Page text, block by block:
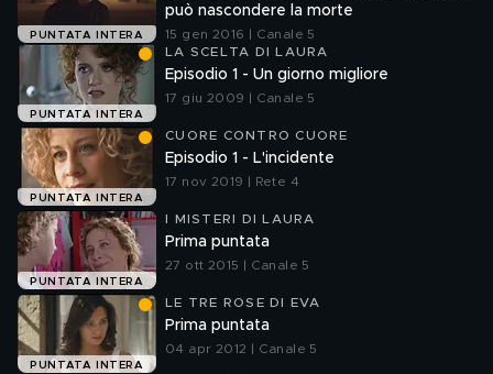
PUNTATA INTERA
può nascondere la morte
15 gen 2016 | Canale 5
PUNTATA INTERA
LA SCELTA DI LAURA
Episodio 1 - Un giorno migliore
17 giu 2009 | Canale 5
PUNTATA INTERA
CUORE CONTRO CUORE
Episodio 1 - L'incidente
17 nov 2019 | Rete 4
PUNTATA INTERA
I MISTERI DI LAURA
Prima puntata
27 ott 2015 | Canale 5
PUNTATA INTERA
LE TRE ROSE DI EVA
Prima puntata
04 apr 2012 | Canale 5